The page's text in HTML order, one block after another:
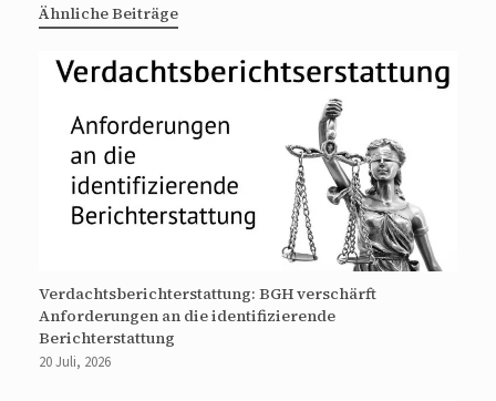
Ähnliche Beiträge
Verdachtsberichterstattung: BGH verschärft
Anforderungen an die identifizierende
Berichterstattung
20 Juli, 2026